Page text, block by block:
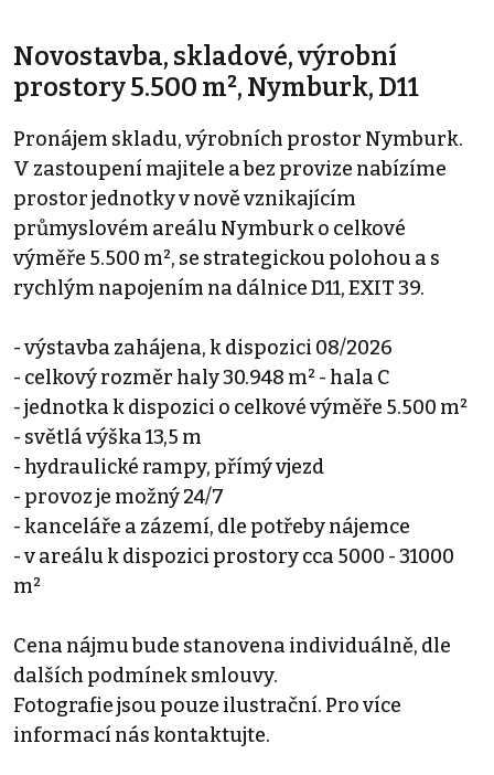
Novostavba, skladové, výrobní
prostory 5.500 m², Nymburk, D11
Pronájem skladu, výrobních prostor Nymburk.
V zastoupení majitele a bez provize nabízíme
prostor jednotky v nově vznikajícím
průmyslovém areálu Nymburk o celkové
výměře 5.500 m², se strategickou polohou a s
rychlým napojením na dálnice D11, EXIT 39.
- výstavba zahájena, k dispozici 08/2026
- celkový rozměr haly 30.948 m² - hala C
- jednotka k dispozici o celkové výměře 5.500 m²
- světlá výška 13,5 m
- hydraulické rampy, přímý vjezd
- provoz je možný 24/7
- kanceláře a zázemí, dle potřeby nájemce
- v areálu k dispozici prostory cca 5000 - 31000
m²
Cena nájmu bude stanovena individuálně, dle
dalších podmínek smlouvy.
Fotografie jsou pouze ilustrační. Pro více
informací nás kontaktujte.